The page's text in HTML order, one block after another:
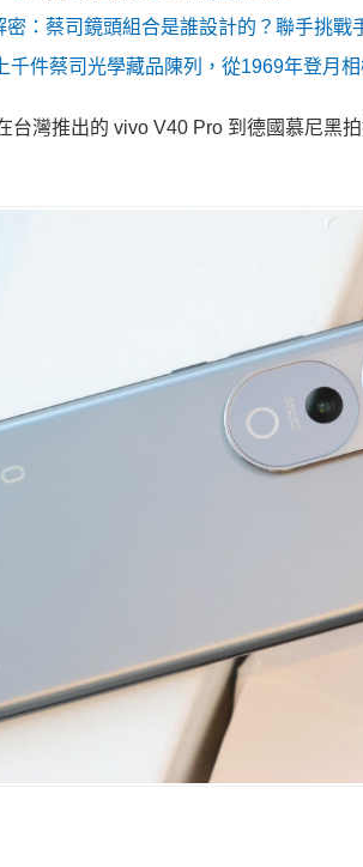
：蔡司鏡頭組合是誰設計的？聯手挑戰
千件蔡司光學藏品陳列，從1969年登月
台灣推出的 vivo V40 Pro 到德國慕尼黑